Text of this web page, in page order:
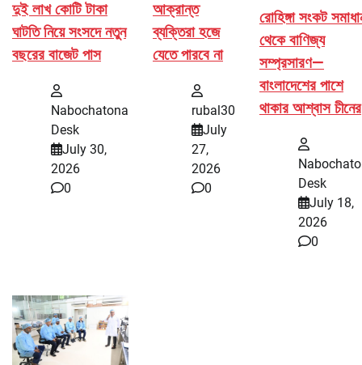
দুই লাখ কোটি টাকা
ঘাটতি নিয়ে সংসদে নতুন
বছরের বাজেট পাস
Nabochatona
Desk
July 30,
2026
0
আক্রান্ত
ব্যক্তিরা হজে
যেতে পারবে না
rubal30
July
27,
2026
0
রোহিঙ্গা সংকট
থেকে বাণিজ্য
সম্প্রসারণ—
বাংলাদেশের পাশে
থাকার আশ্বাস চীনের
Desk
July 18,
2026
0